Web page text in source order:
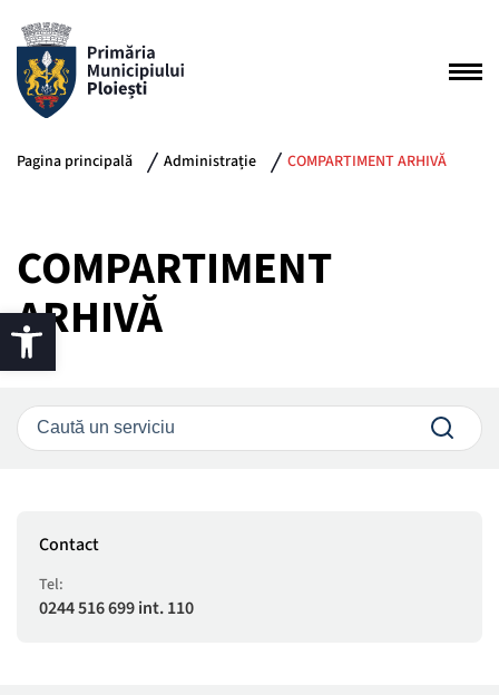
Pagina principală Administrație COMPARTIMENT ARHIVĂ
COMPARTIMENT
ARHIVĂ
Contact
Tel:
0244 516 699 int. 110